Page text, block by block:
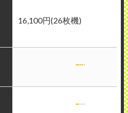
16,100円(26枚機)